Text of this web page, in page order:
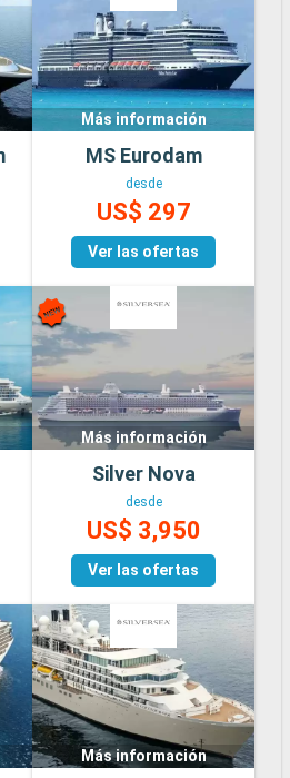
Más información
MS Eurodam
desde
US$ 297
Ver las ofertas
Más información
Silver Nova
desde
US$ 3,950
Ver las ofertas
Más información